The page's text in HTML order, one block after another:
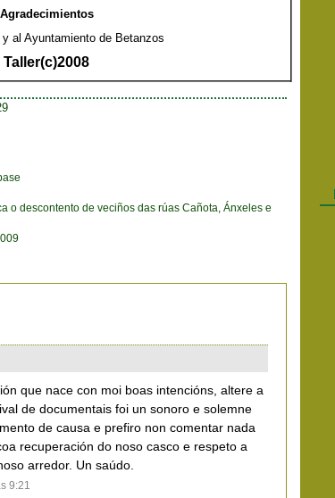
Agradecimientos
al Ayuntamiento de Betanzos
Taller(c)2008
o descontento de veciños das rúas Cañota, Ánxeles e
que nace con moi boas intencións, altere a
de documentais foi un sonoro e solemne
de causa e prefiro non comentar nada
recuperación do noso casco e respeto a
arredor. Un saúdo.
9:21